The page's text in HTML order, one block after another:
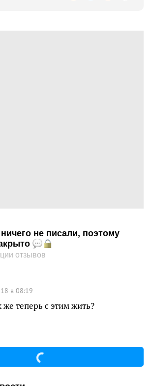
не писали, поэтому
отзывов
в 08:19
же теперь с этим жить?